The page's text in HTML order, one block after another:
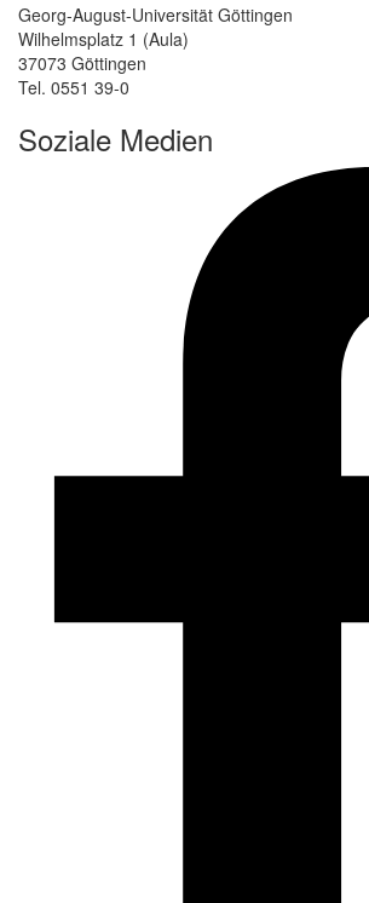
Georg-August-Universität Göttingen
Wilhelmsplatz 1 (Aula)
37073 Göttingen
Tel. 0551 39-0
Soziale Medien